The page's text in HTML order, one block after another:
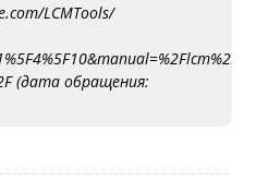
LCMTools/
(дата обращения: